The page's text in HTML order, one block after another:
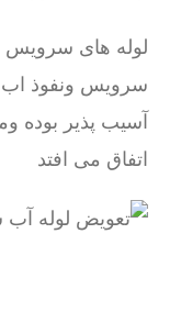
لوله های سرویس
سرویس ونفوذ
آسیب پذیر بوده
اتفاق می افتد